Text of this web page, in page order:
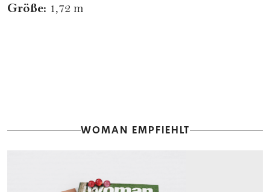
Größe: 1,72 m
WOMAN EMPFIEHLT